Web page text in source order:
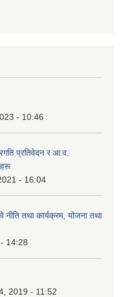
- 10:46
प्रतिवेदन र आ.व.
- 16:04
तथा कार्यक्रम, योजना तथा
14:28
2019 - 11:52